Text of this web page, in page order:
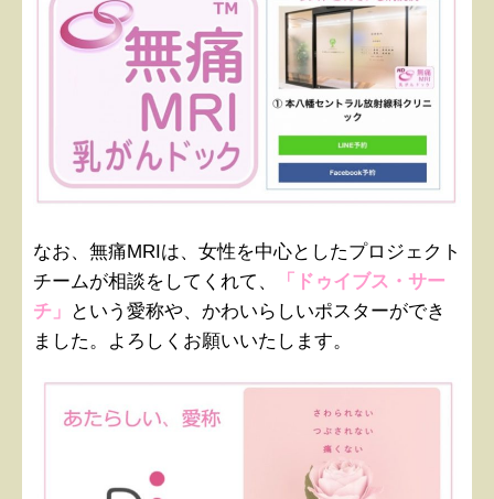
なお、無痛MRIは、女性を中心としたプロジェクト
チームが相談をしてくれて、
「ドゥイブス・サー
チ」
という愛称や、かわいらしいポスターができ
ました。よろしくお願いいたします。